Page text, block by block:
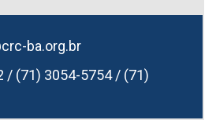
ba.org.br
/ (71) 3054-5754 / (71)